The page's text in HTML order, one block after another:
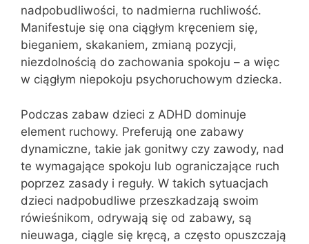
nadpobudliwości, to nadmierna ruchliwość.
Manifestuje się ona ciągłym kręceniem się,
bieganiem, skakaniem, zmianą pozycji,
niezdolnością do zachowania spokoju – a więc
w ciągłym niepokoju psychoruchowym dziecka.
Podczas zabaw dzieci z ADHD dominuje
element ruchowy. Preferują one zabawy
dynamiczne, takie jak gonitwy czy zawody, nad
te wymagające spokoju lub ograniczające ruch
poprzez zasady i reguły. W takich sytuacjach
dzieci nadpobudliwe przeszkadzają swoim
rówieśnikom, odrywają się od zabawy, są
nieuwaga, ciągle się kręcą, a często opuszczają